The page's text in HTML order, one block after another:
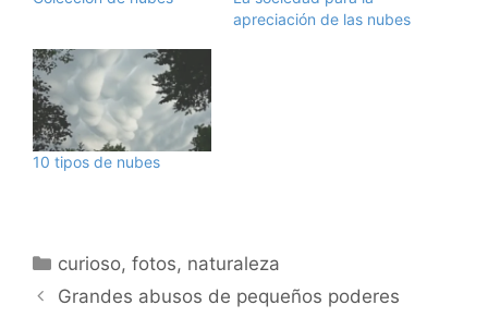
apreciación de las nubes
10 tipos de nubes
Categorías
curioso,fotos, naturaleza
Grandes abusos de pequeños poderes